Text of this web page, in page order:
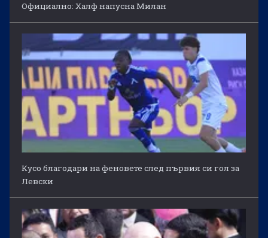
Официално: Халф напусна Милан
Кусо благодари на феновете след първия си гол за
Левски